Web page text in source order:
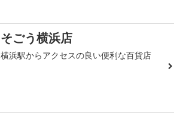
そごう横浜店
横浜駅からアクセスの良い便利な百貨店